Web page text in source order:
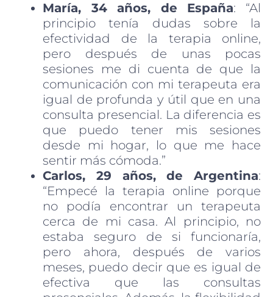
María, 34 años, de España: “Al
principio tenía dudas sobre la
efectividad de la terapia online,
pero después de unas pocas
sesiones me di cuenta de que la
comunicación con mi terapeuta era
igual de profunda y útil que en una
consulta presencial. La diferencia es
que puedo tener mis sesiones
desde mi hogar, lo que me hace
sentir más cómoda.”
Carlos, 29 años, de Argentina:
“Empecé la terapia online porque
no podía encontrar un terapeuta
cerca de mi casa. Al principio, no
estaba seguro de si funcionaría,
pero ahora, después de varios
meses, puedo decir que es igual de
efectiva que las consultas